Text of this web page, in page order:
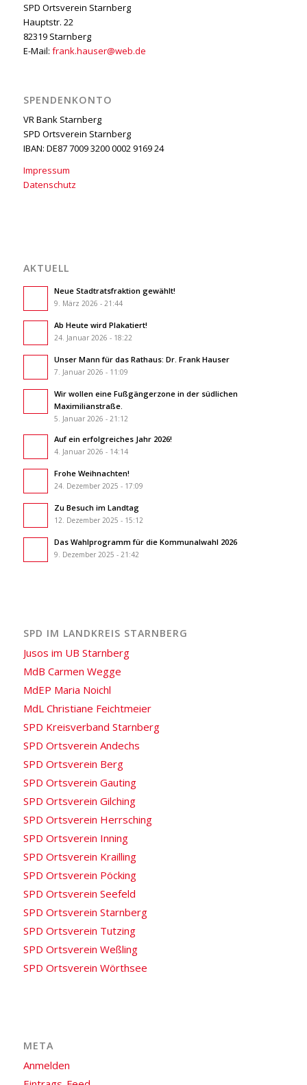
SPD Ortsverein Starnberg
Hauptstr. 22
82319 Starnberg
E-Mail: frank.hauser@web.de
SPENDENKONTO
VR Bank Starnberg
SPD Ortsverein Starnberg
IBAN: DE87 7009 3200 0002 9169 24
Impressum
Datenschutz
AKTUELL
Neue Stadtratsfraktion gewählt!
9. März 2026 - 21:44
Ab Heute wird Plakatiert!
24. Januar 2026 - 18:22
Unser Mann für das Rathaus: Dr. Frank Hauser
7. Januar 2026 - 11:09
Wir wollen eine Fußgängerzone in der südlichen
Maximilianstraße.
5. Januar 2026 - 21:12
Auf ein erfolgreiches Jahr 2026!
4. Januar 2026 - 14:14
Frohe Weihnachten!
24. Dezember 2025 - 17:09
Zu Besuch im Landtag
12. Dezember 2025 - 15:12
Das Wahlprogramm für die Kommunalwahl 2026
9. Dezember 2025 - 21:42
SPD IM LANDKREIS STARNBERG
Jusos im UB Starnberg
MdB Carmen Wegge
MdEP Maria Noichl
MdL Christiane Feichtmeier
SPD Kreisverband Starnberg
SPD Ortsverein Andechs
SPD Ortsverein Berg
SPD Ortsverein Gauting
SPD Ortsverein Gilching
SPD Ortsverein Herrsching
SPD Ortsverein Inning
SPD Ortsverein Krailling
SPD Ortsverein Pöcking
SPD Ortsverein Seefeld
SPD Ortsverein Starnberg
SPD Ortsverein Tutzing
SPD Ortsverein Weßling
SPD Ortsverein Wörthsee
META
Anmelden